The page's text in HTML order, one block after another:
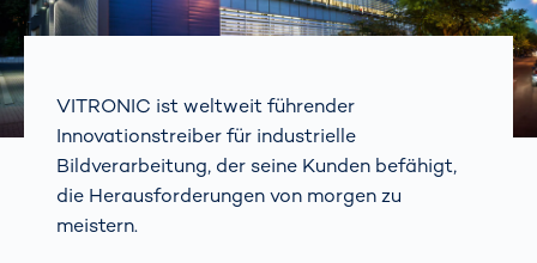
VITRONIC ist weltweit führender
Innovationstreiber für industrielle
Bildverarbeitung, der seine Kunden befähigt,
die Herausforderungen von morgen zu
meistern.